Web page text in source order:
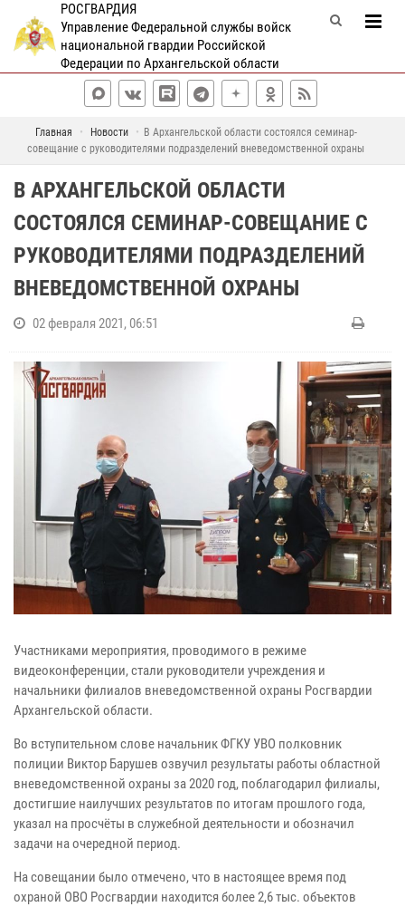
РОСГВАРДИЯ
Управление Федеральной службы войск
национальной гвардии Российской
Федерации по Архангельской области
Главная Новости
В Архангельской области состоялся семинар-
совещание с руководителями подразделений вневедомственной охраны
В АРХАНГЕЛЬСКОЙ ОБЛАСТИ
СОСТОЯЛСЯ СЕМИНАР-СОВЕЩАНИЕ С
РУКОВОДИТЕЛЯМИ ПОДРАЗДЕЛЕНИЙ
ВНЕВЕДОМСТВЕННОЙ ОХРАНЫ
02 февраля 2021, 06:51
Участниками мероприятия, проводимого в режиме
видеоконференции, стали руководители учреждения и
начальники филиалов вневедомственной охраны Росгвардии
Архангельской области.
Во вступительном слове начальник ФГКУ УВО полковник
полиции Виктор Барушев озвучил результаты работы областной
вневедомственной охраны за 2020 год, поблагодарил филиалы,
достигшие наилучших результатов по итогам прошлого года,
указал на просчёты в служебной деятельности и обозначил
задачи на очередной период.
На совещании было отмечено, что в настоящее время под
охраной ОВО Росгвардии находится более 2,6 тыс. объектов